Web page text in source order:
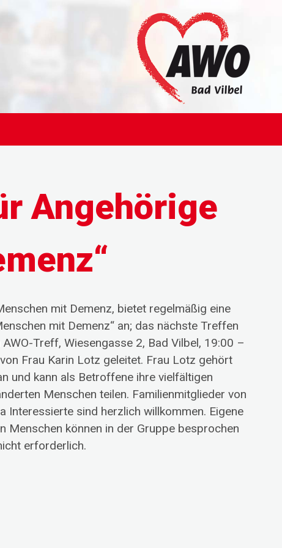
Angehörige
mit Demenz, bietet regelmäßig eine
mit Demenz“ an; das nächste Treffen
Treff, Wiesengasse 2, Bad Vilbel, 19:00 –
Frau Karin Lotz geleitet. Frau Lotz gehört
und kann als Betroffene ihre vielfältigen
Menschen teilen. Familienmitglieder von
Interessierte sind herzlich willkommen. Eigene
Menschen können in der Gruppe besprochen
erforderlich.